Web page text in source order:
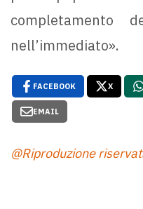
completamento
nell’immediato».
FACEBOOK X
EMAIL
@Riproduzione